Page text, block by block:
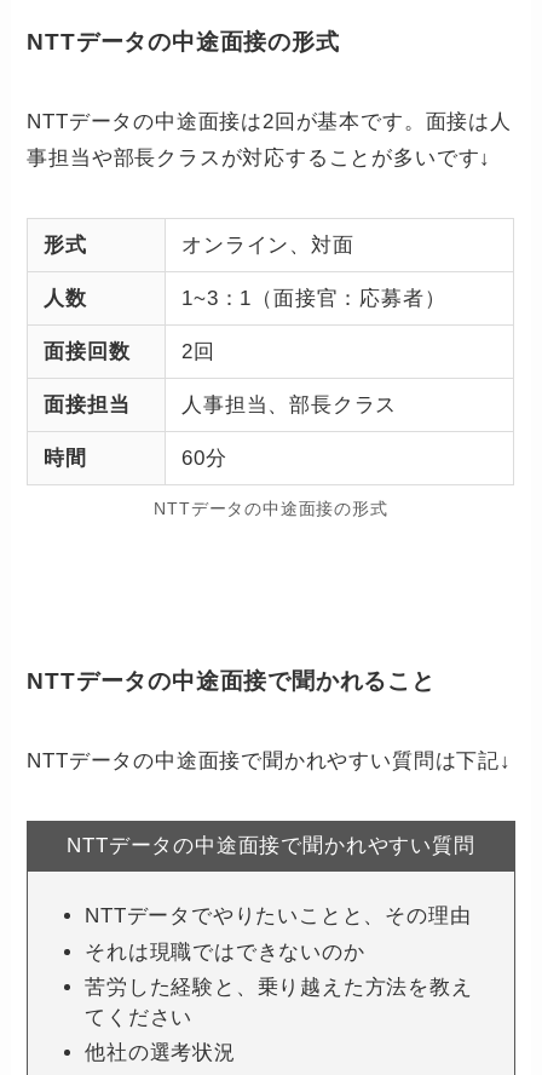
NTTデータの中途面接の形式
NTTデータの中途面接は2回が基本です。面接は人
事担当や部長クラスが対応することが多いです↓
形式 オンライン、対面
人数 1~3：1（面接官：応募者）
面接回数 2回
面接担当 人事担当、部長クラス
時間 60分
NTTデータの中途面接の形式
NTTデータの中途面接で聞かれること
NTTデータの中途面接で聞かれやすい質問は下記↓
NTTデータの中途面接で聞かれやすい質問
NTTデータでやりたいことと、その理由
それは現職ではできないのか
苦労した経験と、乗り越えた方法を教え
てください
他社の選考状況